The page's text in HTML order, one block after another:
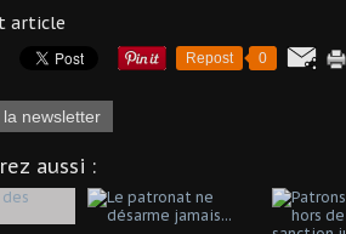
article
Repost 0
newsletter
aussi :